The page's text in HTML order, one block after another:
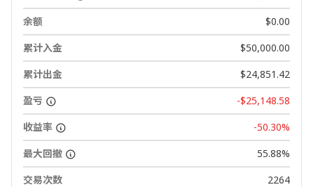
余额
$0.00
累计入金
$50,000.00
累计出金
$24,851.42
盈亏
-$25,148.58
收益率
-50.30%
最大回撤
55.88%
交易次数
2264